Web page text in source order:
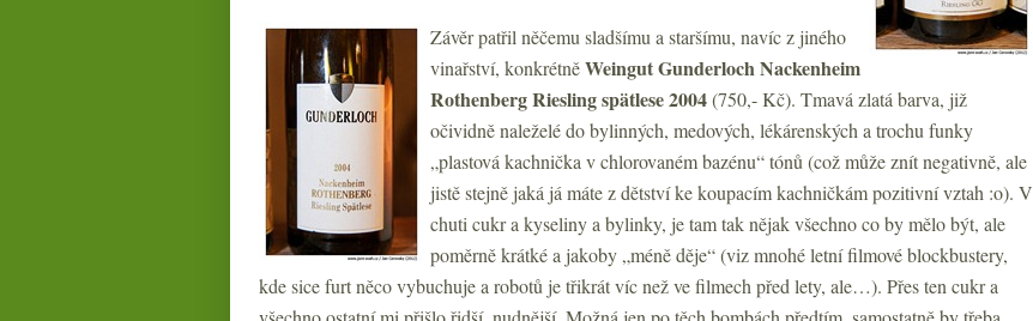
Závěr patřil něčemu sladšímu a staršímu, navíc z jiného
vinařství, konkrétněWeingut Gunderloch Nackenheim
Rothenberg Riesling spätlese 2004(750,- Kč). Tmavá zlatá barva, již
očividně naleželé do bylinných, medových, lékárenských a trochu funky
„plastová kachnička v chlorovaném bazénu“ tónů (což může znít negativně, ale
jistě stejně jaká já máte z dětství ke koupacím kachničkám pozitivní vztah :o). V
chuti cukr a kyseliny a bylinky, je tam tak nějak všechno co by mělo být, ale
poměrně krátké a jakoby „méně děje“ (viz mnohé letní filmové blockbustery,
kde sice furt něco vybuchuje a robotů je třikrát víc než ve filmech před lety, ale…). Přes ten cukr a